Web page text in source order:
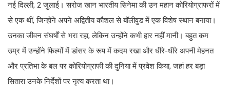
नई दिल्ली, 2 जुलाई। सरोज खान भारतीय सिनेमा की उन महान कोरियोग्राफरों में
से एक थीं, जिन्होंने अपने अद्वितीय कौशल से बॉलीवुड में एक विशेष स्थान बनाया।
उनका जीवन संघर्षों से भरा रहा, लेकिन उन्होंने कभी हार नहीं मानी। बहुत कम
उम्र में उन्होंने फिल्मों में डांसर के रूप में कदम रखा और धीरे-धीरे अपनी मेहनत
और प्रतिभा के बल पर कोरियोग्राफी की दुनिया में प्रवेश किया, जहां हर बड़ा
सितारा उनके निर्देशों पर नृत्य करता था।